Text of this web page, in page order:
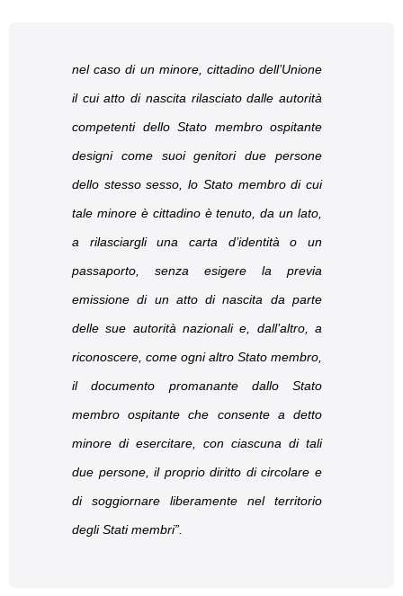
nel caso di un minore, cittadino dell’Unione
il cui atto di nascita rilasciato dalle autorità
competenti dello Stato membro ospitante
designi come suoi genitori due persone
dello stesso sesso, lo Stato membro di cui
tale minore è cittadino è tenuto, da un lato,
a rilasciargli una carta d’identità o un
passaporto, senza esigere la previa
emissione di un atto di nascita da parte
delle sue autorità nazionali e, dall’altro, a
riconoscere, come ogni altro Stato membro,
il documento promanante dallo Stato
membro ospitante che consente a detto
minore di esercitare, con ciascuna di tali
due persone, il proprio diritto di circolare e
di soggiornare liberamente nel territorio
degli Stati membri”.